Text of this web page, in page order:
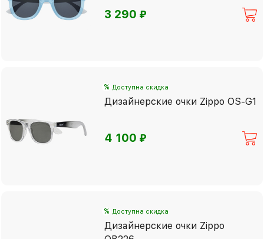
3 290⃏
% Доступна скидка
Дизайнерские очки Zippo OS-G1
4 100⃏
% Доступна скидка
Дизайнерские очки Zippo